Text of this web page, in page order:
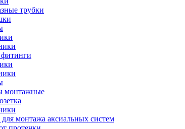
трубки
монтажные
монтажа аксиальных систем